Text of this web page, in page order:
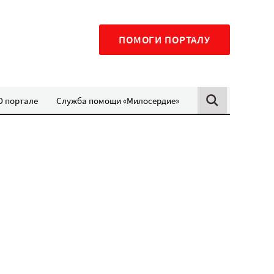
ПОМОГИ ПОРТАЛУ
портале Служба помощи «Милосердие»